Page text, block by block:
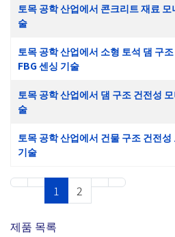
토목 공학 산업에서 콘크리트 재료
술
토목 공학 산업에서 소형 토석 댐 구
FBG 센싱 기술
토목 공학 산업에서 댐 구조 건전성
술
토목 공학 산업에서 건물 구조 건전
기술
1 2
제품 목록